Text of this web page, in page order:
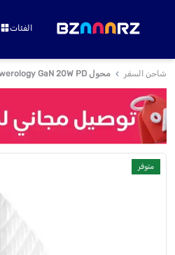
الفئات
شاحن السفر محول Powerology GaN 20W PD العالمي مع كابل من النوع C قابل للسحب، شحن متزامن، يتضمن مصهر احتياطي، حماية مدمجة - أبيض
متوفر